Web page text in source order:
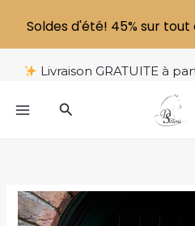
Livraison GRATUITE à
Rechercher
quantité
de
Soldes d'été! 45% sur tout